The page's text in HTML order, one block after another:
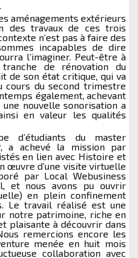
aménagements extérieurs
des travaux de ces trois
n’est pas à faire des
incapables de dire
l’imaginer. Peut-être à
de rénovation du
de son état critique, qui va
cours du second trimestre
également, achevant
nouvelle sonorisation a
en valeur les qualités
d’étudiants du master
a achevé la mission par
en lien avec Histoire et
œuvre d’une visite virtuelle
par Local Webusiness
et nous avons pu ouvrir
en plein confinement
Le travail réalisé est une
notre patrimoine, riche en
plaisante à découvrir dans
remercions encore les
menée en huit mois
collaboration avec